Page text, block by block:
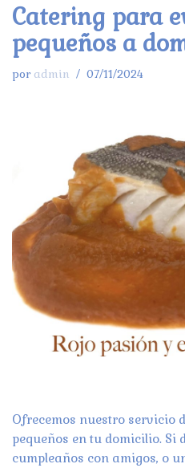
Catering para
pequeños a
por admin 07/11/2024
Ofrecemos nuestro servicio
pequeños en tu domicilio. Si
cumpleaños con amigos, o